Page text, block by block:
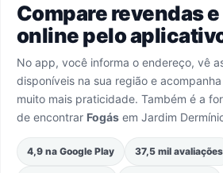
Compare revendas
online pelo
No app, você informa o endereço, vê
disponíveis na sua região e
muito mais praticidade. Também é a
de encontrar Fogás em Jardim
4,9 na Google Play 37,5 mil avaliações